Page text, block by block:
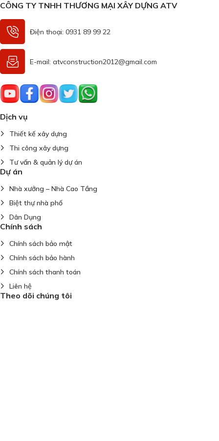
CÔNG TY TNHH THƯƠNG MẠI XÂY DỰNG ATV
Điện thoại: 0931 89 99 22
E-mail: atvconstruction2012@gmail.com
Dịch vụ
Thiết kế xây dựng
Thi công xây dựng
Tư vấn & quản lý dự án
Dự án
Nhà xưởng – Nhà Cao Tầng
Biệt thự nhà phố
Dân Dụng
Chính sách
Chính sách bảo mật
Chính sách bảo hành
Chính sách thanh toán
Liên hệ
Theo dõi chúng tôi